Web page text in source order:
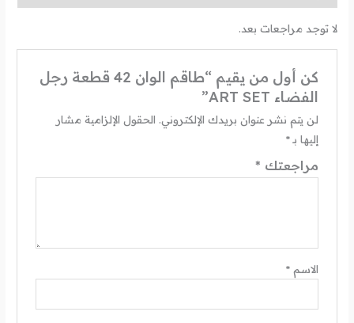
لا توجد مراجعات بعد.
كن أول من يقيم “طاقم الوان 42 قطعة رجل
الفضاء ART SET”
لن يتم نشر عنوان بريدك الإلكتروني. الحقول الإلزامية مشار
إليها بـ*
مراجعتك *
الاسم *